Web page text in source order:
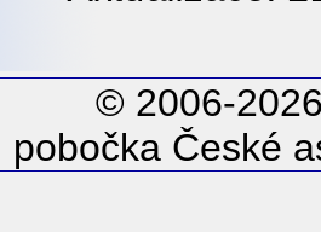
© 2006-
pobočka České